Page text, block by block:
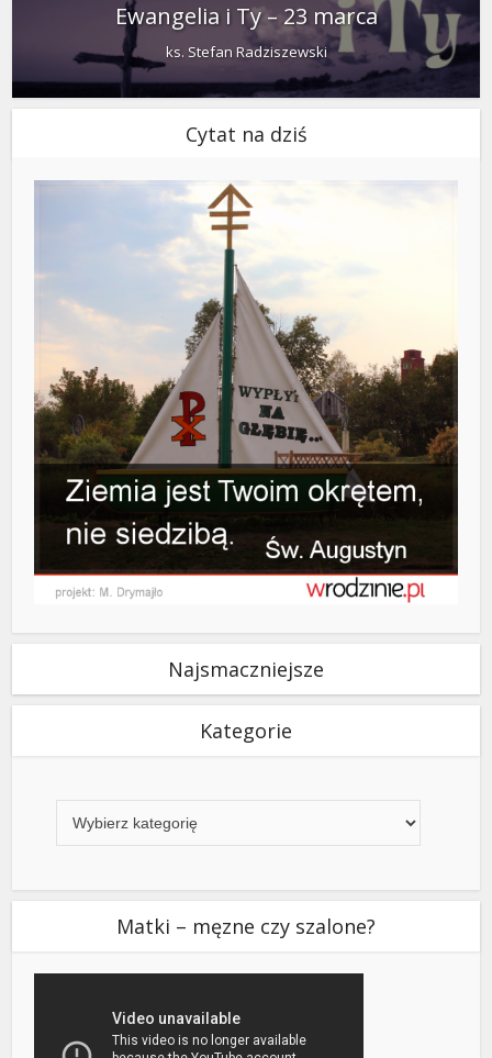
Ewangelia i Ty – 23 marca
ks. Stefan Radziszewski
Cytat na dziś
Najsmaczniejsze
Kategorie
Matki – męzne czy szalone?